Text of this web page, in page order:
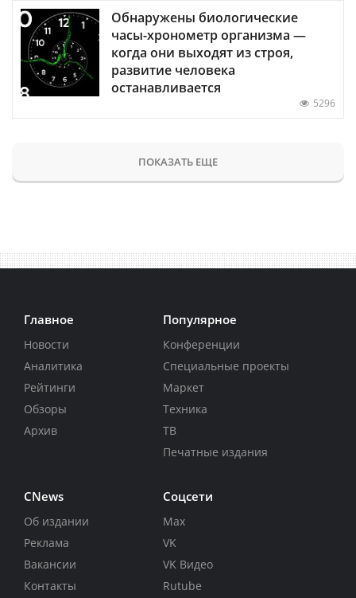
Обнаружены биологические
часы-хронометр организма —
когда они выходят из строя,
развитие человека
останавливается
5296
ПОКАЗАТЬ ЕЩЕ
Главное
Новости
Аналитика
Рейтинги
Обзоры
Архив
Популярное
Конференции
Специальные проекты
Маркет
Техника
ТВ
Печатные издания
CNews
Об издании
Реклама
Вакансии
Контакты
Соцсети
Max
VK
VK Видео
Rutube